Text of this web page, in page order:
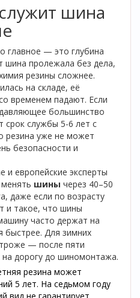
шина
главное — это глубина
шина пролежала без дела,
резины сложнее.
на складе, её
временем падают. Если
большинство
срок службы 5-6 лет с
резина уже не может
безопасности и
и европейские эксперты
шины через 40–50
даже если по возрасту
и такое, что шины
часто держат на
быстрее. Для зимних
— после пяти
на дорогу до шиномонтажа.
резина может
5 лет. На седьмом году